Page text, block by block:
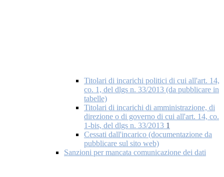
Titolari di incarichi politici di cui all'art. 14,
co. 1, del dlgs n. 33/2013 (da pubblicare in
tabelle)
Titolari di incarichi di amministrazione, di
direzione o di governo di cui all'art. 14, co.
1-bis, del dlgs n. 33/2013 1
Cessati dall'incarico (documentazione da
pubblicare sul sito web)
Sanzioni per mancata comunicazione dei dati